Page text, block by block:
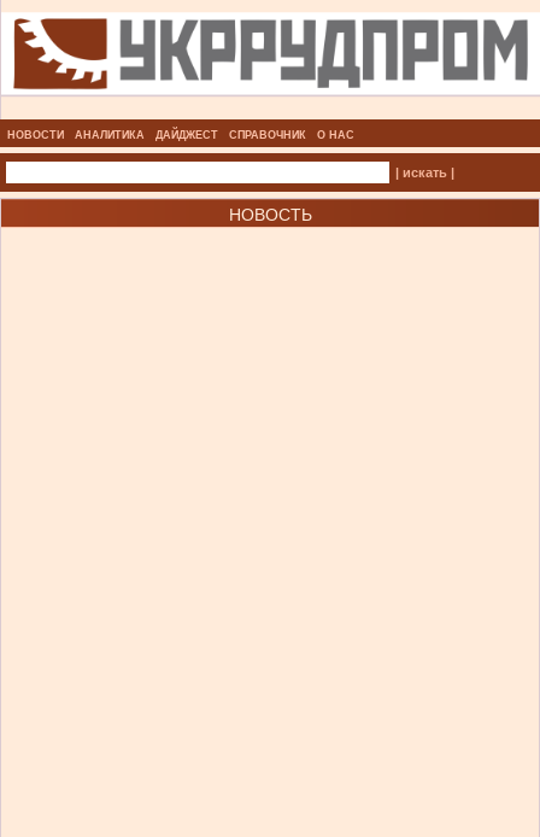
НОВОСТИ АНАЛИТИКА ДАЙДЖЕСТ СПРАВОЧНИК О НАС
| искать |
НОВОСТЬ